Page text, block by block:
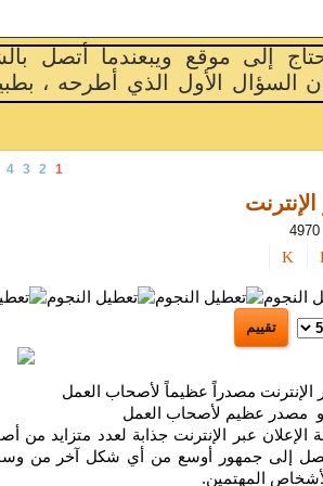
على
تقنيات و وسائل الإعلان
هناك طرق مختلفة يمكنك
1
2
3
4
الإنترنت مصدراً عظيماً لأصحاب العمل
هو مصدر عظيم لأصحاب العمل
عبر الإنترنت جذابة لعدد متزايد من
إلى جمهور أوسع من أي شكل آخر من
المهتمين.